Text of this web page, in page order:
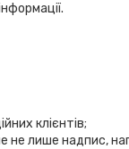
клієнтів;
лише надпис,